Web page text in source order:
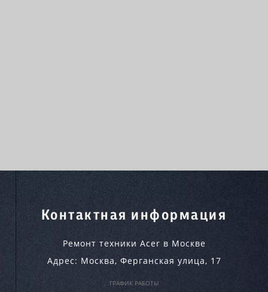
Контактная информация
Ремонт техники Acer в Москве
Адрес: Москва, Ферганская улица, 17
ГРАФИК РАБОТЫ